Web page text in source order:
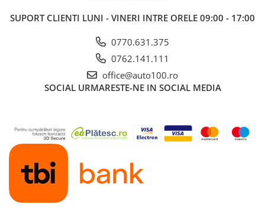
SUPORT CLIENTI LUNI - VINERI INTRE ORELE 09:00 - 17:00
0770.631.375
0762.141.111
office@auto100.ro
SOCIAL URMARESTE-NE IN SOCIAL MEDIA